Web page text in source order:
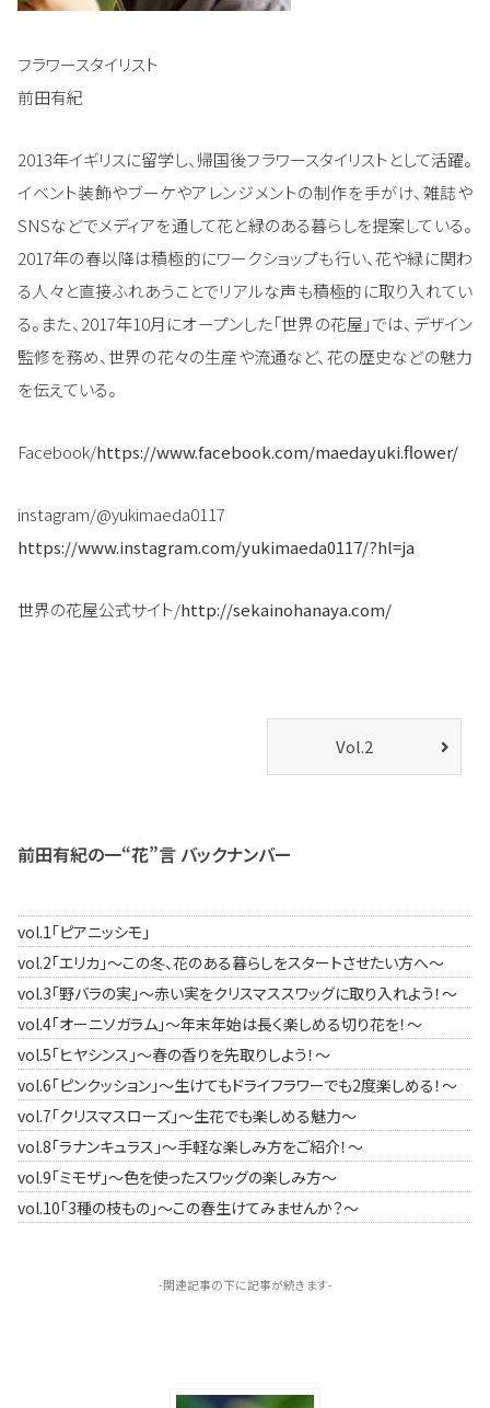
フラワースタイリスト
前田有紀
2013年イギリスに留学し、帰国後フラワースタイリストとして活躍。
イベント装飾やブーケやアレンジメントの制作を手がけ、雑誌や
SNSなどでメディアを通して花と緑のある暮らしを提案している。
2017年の春以降は積極的にワークショップも行い、花や緑に関わ
る人々と直接ふれあうことでリアルな声も積極的に取り入れてい
る。また、2017年10月にオープンした「世界の花屋」では、デザイン
監修を務め、世界の花々の生産や流通など、花の歴史などの魅力
を伝えている。
Facebook/https://www.facebook.com/maedayuki.flower/
instagram/@yukimaeda0117
https://www.instagram.com/yukimaeda0117/?hl=ja
世界の花屋公式サイト/http://sekainohanaya.com/
Vol.2
前田有紀の一“花”言 バックナンバー
vol.1「ピアニッシモ」
vol.2「エリカ」～この冬、花のある暮らしをスタートさせたい方へ〜
vol.3「野バラの実」～赤い実をクリスマススワッグに取り入れよう！〜
vol.4「オーニソガラム」～年末年始は長く楽しめる切り花を！〜
vol.5「ヒヤシンス」～春の香りを先取りしよう！〜
vol.6「ピンクッション」～生けてもドライフラワーでも2度楽しめる！〜
vol.7「クリスマスローズ」～生花でも楽しめる魅力〜
vol.8「ラナンキュラス」～手軽な楽しみ方をご紹介！〜
vol.9「ミモザ」～色を使ったスワッグの楽しみ方〜
vol.10「3種の枝もの」～この春生けてみませんか？〜
-関連記事の下に記事が続きます-